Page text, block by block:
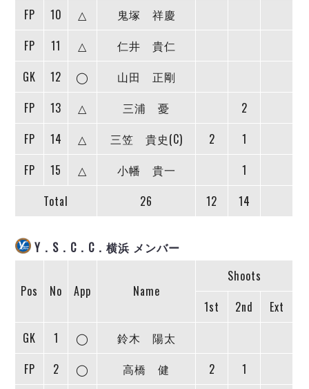
フウガドールすみだ
立川アスレティックFC
湘南ベルマーレ
ボアルース長野
シュライカー大阪
バサジィ大分
選手の通算記録（Ｆ２）
ヴォスクオーレ仙台
リガーレヴィア葛飾
アグレミーナ浜松
ポルセイド浜田
FOLLOW US!
FP
10 △
鬼塚 祥慶
FP
11 △
仁井 貴仁
GK
12 ◯
山田 正剛
FP
13 △ 三浦 憂
2
FP
14 △ 三笠 貴史(C) 2
1
FP
15 △ 小幡 貴一
1
Total
26 12 14
Y．S．C．C．横浜 メンバー
Pos No App Name
Shoots
1st
2nd
Ext
GK
1 ◯
鈴木 陽太
FP
2 ◯ 高橋 健 2
1